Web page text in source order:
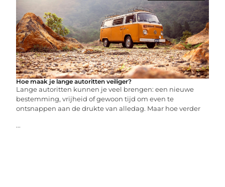
Hoe maak je lange autoritten veiliger?
Lange autoritten kunnen je veel brengen: een nieuwe
bestemming, vrijheid of gewoon tijd om even te
ontsnappen aan de drukte van alledag. Maar hoe verder
...